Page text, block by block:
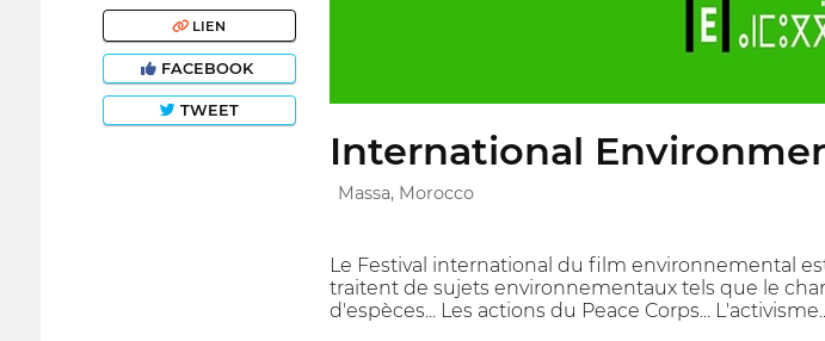
LIEN
FACEBOOK
TWEET
International
Massa, Morocco
Le Festival international du film environnemental
traitent de sujets environnementaux tels que le
d'espèces... Les actions du Peace Corps...